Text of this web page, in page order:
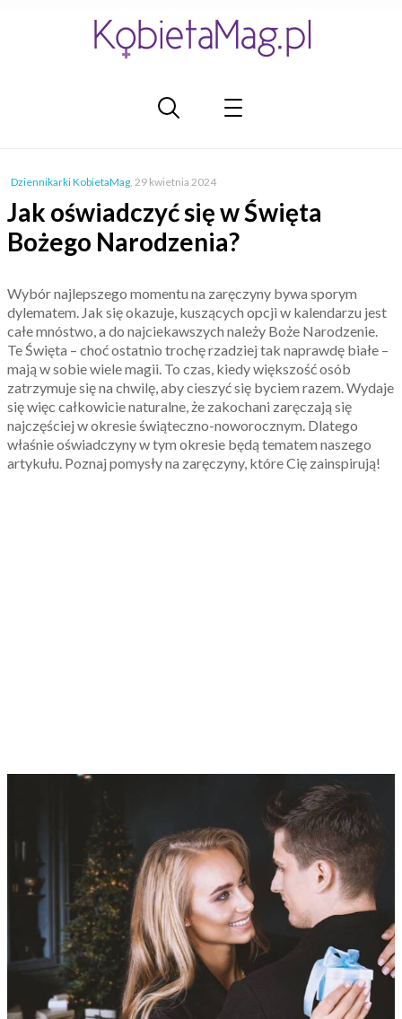
Dziennikarki KobietaMag, 29 kwietnia 2024
Jak oświadczyć się w Święta
Bożego Narodzenia?
Wybór najlepszego momentu na zaręczyny bywa sporym
dylematem. Jak się okazuje, kuszących opcji w kalendarzu jest
całe mnóstwo, a do najciekawszych należy Boże Narodzenie.
Te Święta – choć ostatnio trochę rzadziej tak naprawdę białe –
mają w sobie wiele magii. To czas, kiedy większość osób
zatrzymuje się na chwilę, aby cieszyć się byciem razem. Wydaje
się więc całkowicie naturalne, że zakochani zaręczają się
najczęściej w okresie świąteczno-noworocznym. Dlatego
właśnie oświadczyny w tym okresie będą tematem naszego
artykułu. Poznaj pomysły na zaręczyny, które Cię zainspirują!